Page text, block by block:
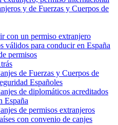
y de Fuerzas y Cuerpos de
con un permiso extranjero
válidos para conducir en España
permisos
de Fuerzas y Cuerpos de
Españoles
de diplomáticos acreditados
España
de permisos extranjeros
con convenio de canjes